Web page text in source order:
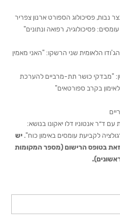
מינצר נבות, פסיכולוג הספורט ארנון צפריר
נבחרת הג'ודו הלאומית שני הרשקו: "האני מאמין
צליל שושן: "מבדקי כושר תת-מרביים להערכת
בקרב ספורטאים"
מעשית עם ד״ר אנטוניו דלו יאקונו בנושא:
לקביעת עומסים באימון כוח". יש
בטופס הרישום (מספר המקומות